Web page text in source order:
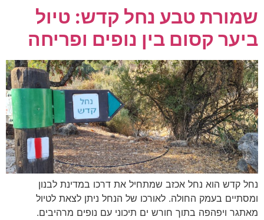
שמורת טבע נחל קדש: טיול
ביער קסום בין נופים ופריחה
נחל קדש הוא נחל אכזב שמתחיל את דרכו במדינת לבנון
ומסתיים בעמק החולה. לאורכו של הנחל ניתן לצאת לטיול
מאתגר ויפהפה בתוך חורש ים תיכוני עם נופים מרהיבים.